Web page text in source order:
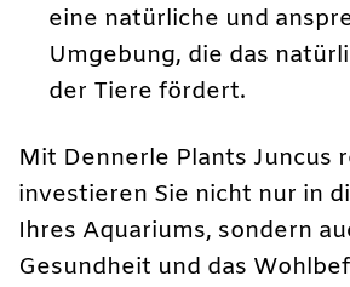
eine natürliche und
Umgebung, die das
der Tiere fördert.
Mit Dennerle Plants Juncus
investieren Sie nicht nur in
Ihres Aquariums, sondern
Gesundheit und das